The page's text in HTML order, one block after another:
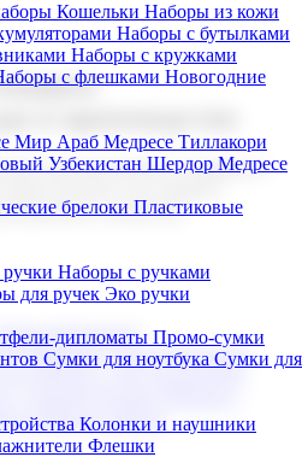
Кошельки Наборы из кожи
Наборы с бутылками
Наборы с кружками
с флешками Новогодние
Мир Араб Медресе Тиллакори
Узбекистан Шердор Медресе
брелоки Пластиковые
Наборы с ручками
для ручек Эко ручки
дипломаты Промо-сумки
Сумки для ноутбука Сумки для
Колонки и наушники
Флешки
и производство
корпоративных подарков и
каталоге вы найдете
и клиентов.
Кошельки
Наборы с аккумуляторами
Наборы с ежедневниками
Чайные наборы